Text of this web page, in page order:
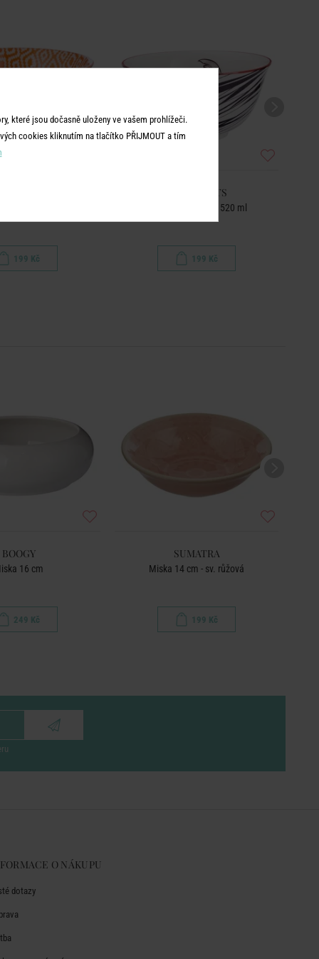
199 Kč
ORNAMENTS
Miska japonismus 520 ml
199 Kč
BOOGY
16 cm
249 Kč
SUMATRA
Miska 14 cm - sv. růžová
199 Kč
O NÁKUPU
dotazy
které jsou dočasně uloženy ve vašem prohlížeči.
cookies kliknutím na tlačítko PŘIJMOUT a tím